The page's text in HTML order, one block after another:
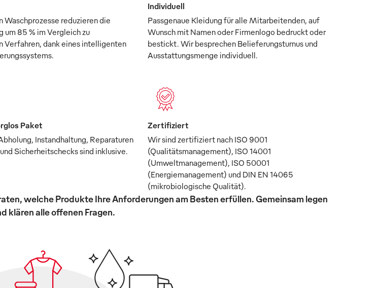
Waschprozesse reduzieren die
um 85 % im Vergleich zu
Verfahren, dank eines intelligenten
Individuell
Passgenaue Kleidung für alle Mitarbeitenden, auf
Wunsch mit Namen oder Firmenlogo bedruckt oder
bestickt. Wir besprechen Belieferungsturnus und
Ausstattungsmenge individuell.
Paket
Instandhaltung, Reparaturen
Sicherheitschecks sind inklusive.
Zertifiziert
Wir sind zertifiziert nach ISO 9001
(Qualitätsmanagement), ISO 14001
(Umweltmanagement), ISO 50001
(Energiemanagement) und DIN EN 14065
(mikrobiologische Qualität).
welche Produkte Ihre Anforderungen am Besten erfüllen. Gemeinsam legen
klären alle offenen Fragen.